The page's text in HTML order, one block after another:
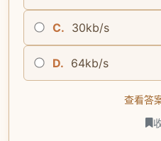
C. 30kb/s
D. 64kb/s
查看答